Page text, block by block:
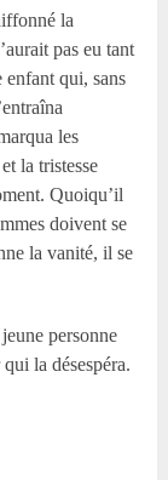
la
pas eu tant
enfant qui, sans
les
la tristesse
Quoiqu’il
doivent se
la vanité, il se
personne
la désespéra.